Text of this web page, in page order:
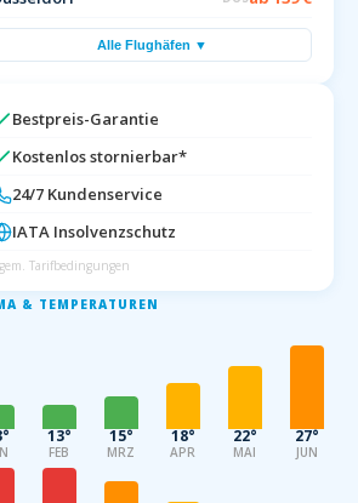
79 EUR
P.P.
Alle Flughäfen ▼
Bestpreis-Garantie
Kostenlos stornierbar*
24/7 Kundenservice
IATA Insolvenzschutz
Tarifbedingungen
& TEMPERATUREN
13°
FEB
15°
MRZ
18°
APR
22°
MAI
27°
JUN